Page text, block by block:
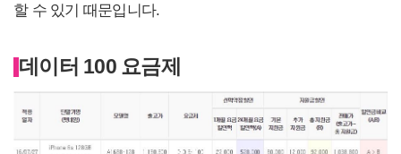
할 수 있기 때문입니다.
데이터 100 요금제